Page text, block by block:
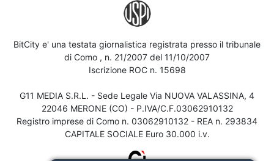
BitCity e' una testata giornalistica registrata presso il tribunale
di Como , n. 21/2007 del 11/10/2007
Iscrizione ROC n. 15698
G11 MEDIA S.R.L. - Sede Legale Via NUOVA VALASSINA, 4
22046 MERONE (CO) - P.IVA/C.F.03062910132
Registro imprese di Como n. 03062910132 - REA n. 293834
CAPITALE SOCIALE Euro 30.000 i.v.